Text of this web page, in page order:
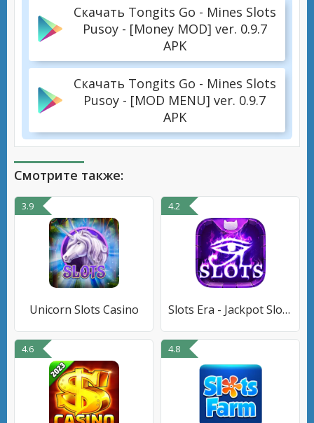
Скачать Tongits Go - Mines Slots
Pusoy - [Money MOD] ver. 0.9.7
APK
Скачать Tongits Go - Mines Slots
Pusoy - [MOD MENU] ver. 0.9.7
APK
Смотрите также:
3.9
Unicorn Slots Casino
4.2
Slots Era - Jackpot Slots Game
4.6 4.8